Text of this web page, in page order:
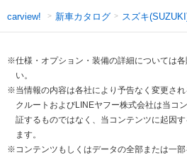
carview! 新車カタログ スズキ
※仕様・オプション・装備の詳細については
い。
※当情報の内容は各社により予告なく変更さ
クルートおよびLINEヤフー株式会社は当コ
証するものではなく、当コンテンツに起因
ます。
※コンテンツもしくはデータの全部または一